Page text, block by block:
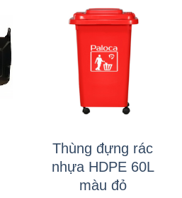
Thùng đựng rác
nhựa HDPE 60L
màu đỏ